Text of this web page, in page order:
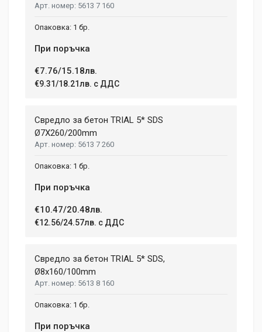
5613 7 160
1 бр.
При поръчка
€7.76/15.18лв.
€9.31/18.21лв. с ДДС
Свредло за бетон TRIAL 5* SDS
Ø7X260/200mm
5613 7 260
1 бр.
При поръчка
€10.47/20.48лв.
€12.56/24.57лв. с ДДС
Свредло за бетон TRIAL 5* SDS,
Ø8x160/100mm
5613 8 160
1 бр.
При поръчка